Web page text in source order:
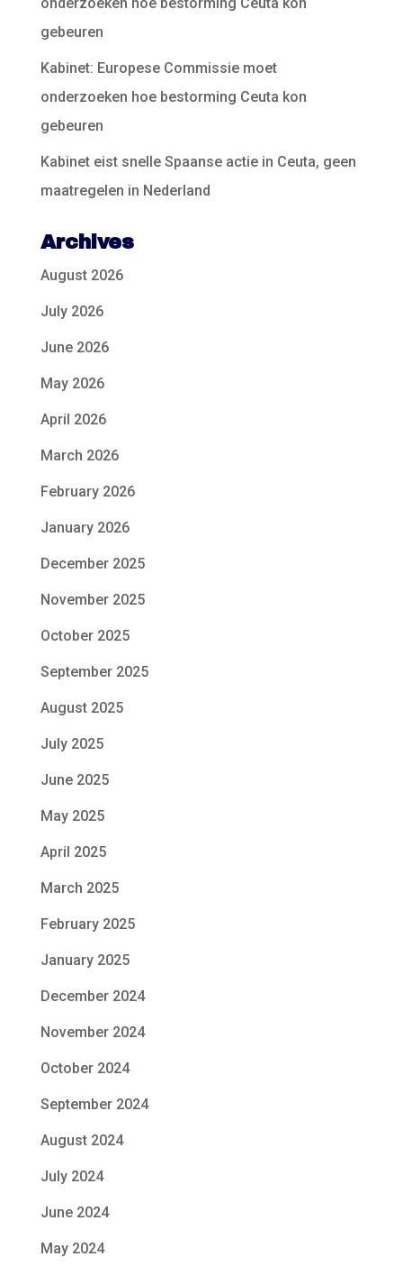
gebeuren
Kabinet: Europese Commissie moet
onderzoeken hoe bestorming Ceuta kon
gebeuren
Kabinet eist snelle Spaanse actie in Ceuta, geen
maatregelen in Nederland
Archives
August 2026
July 2026
June 2026
May 2026
April 2026
March 2026
February 2026
January 2026
December 2025
November 2025
October 2025
September 2025
August 2025
July 2025
June 2025
May 2025
April 2025
March 2025
February 2025
January 2025
December 2024
November 2024
October 2024
September 2024
August 2024
July 2024
June 2024
May 2024